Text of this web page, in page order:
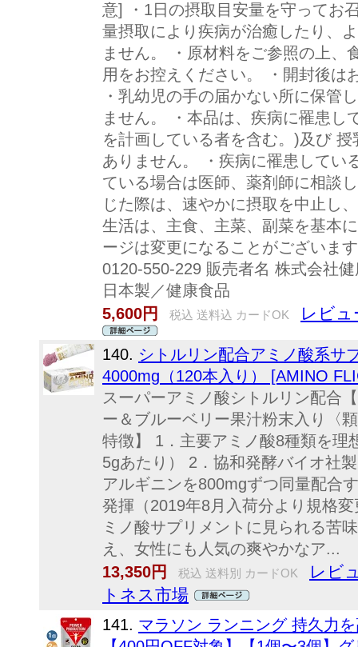
意] ・1日の摂取目安量を守ってお
量摂取により疾病が治癒したり、
ません。 ・原材料をご参照の上、
用をお控えください。 ・開封後は
・乳幼児の手の届かない所に保管
ません。 ・本品は、疾病に罹患し
を計画している者を含む。)及び
ありません。 ・疾病に罹患してい
ている場合は医師、薬剤師に相談
じた際は、速やかに摂取を中止し
生活は、主食、主菜、副菜を基本
ージは変更になることがございま
0120-550-229 販売者名 株式会社
日本製／健康食品
5,600円
税込 送料込 カードOK レビュ
140. シトルリン配合アミノ酸系サ
4000mg（120本入り） [AMINO
スーパーアミノ酸シトルリン配合
ー＆ブルーベリー果汁粉末入り〈
特徴】 1．主要アミノ酸8種類を理
5gあたり） 2．協和発酵バイオ社
アルギニンを800mgずつ同量配合
発揮（2019年8月入荷分より規格
ミノ酸サプリメントに見られる苦
え、女性にも人気の爽やかなア...
13,350円
税込 送料別 カードOK
レビ
トネス市場
141. マラソン ランニング 持久力